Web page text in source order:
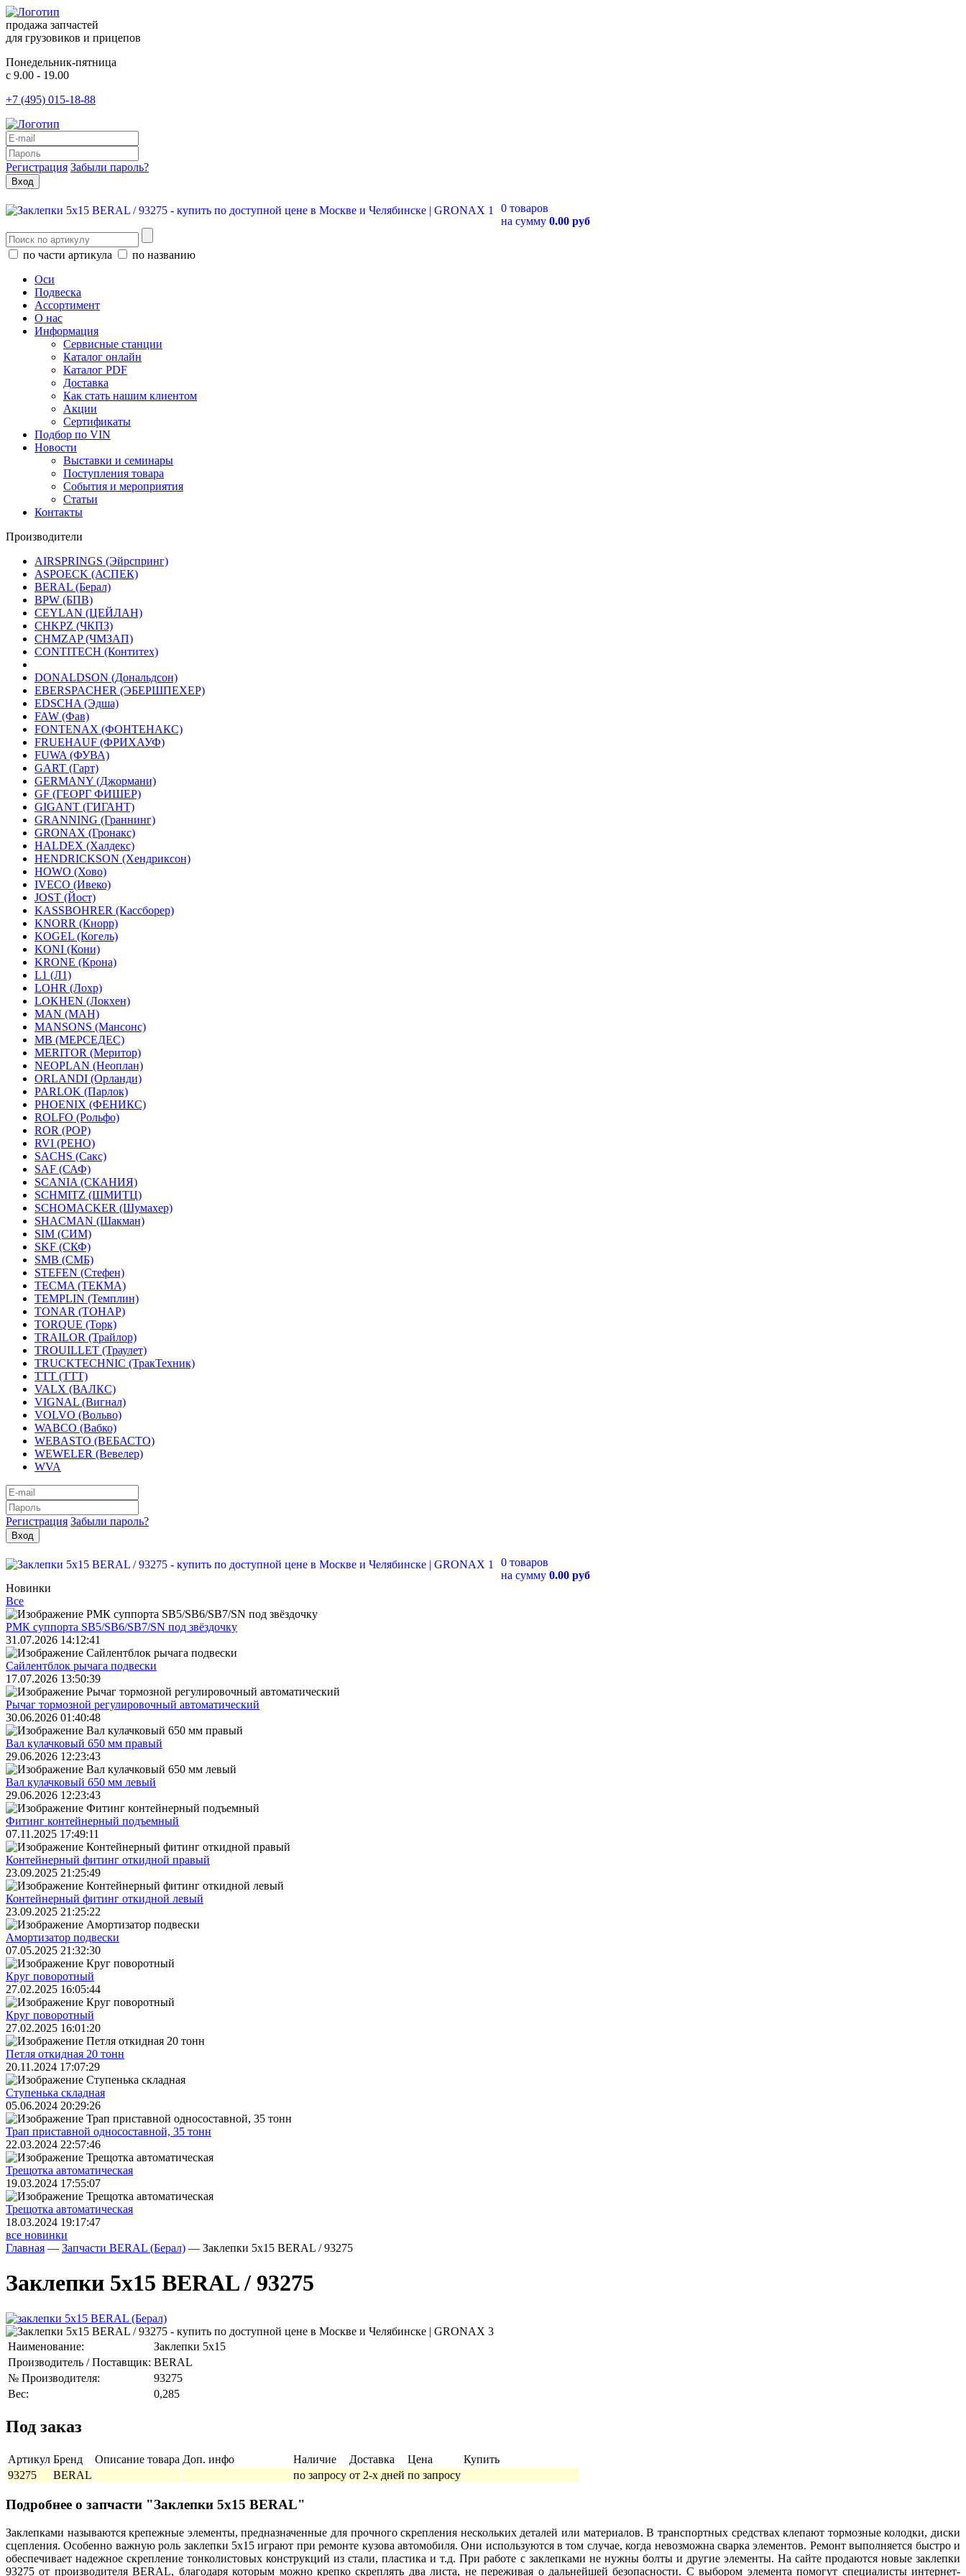
продажа запчастей
для грузовиков и прицепов
Понедельник-пятница
с 9.00 - 19.00
+7 (495) 015-18-88
Регистрация Забыли пароль?
0 товаров
на сумму 0.00 руб
по части артикула
по названию
Оси
Подвеска
Ассортимент
О нас
Информация
Сервисные станции
Каталог онлайн
Каталог PDF
Доставка
Как стать нашим клиентом
Акции
Сертификаты
Подбор по VIN
Новости
Выставки и семинары
Поступления товара
События и мероприятия
Статьи
Контакты
Производители
AIRSPRINGS (Эйрспринг)
ASPOECK (АСПЕК)
BERAL (Берал)
BPW (БПВ)
CEYLAN (ЦЕЙЛАН)
CHKPZ (ЧКПЗ)
CHMZAP (ЧМЗАП)
CONTITECH (Контитех)
DONALDSON (Дональдсон)
EBERSPACHER (ЭБЕРШПЕХЕР)
EDSCHA (Эдша)
FAW (Фав)
FONTENAX (ФОНТЕНАКС)
FRUEHAUF (ФРИХАУФ)
FUWA (ФУВА)
GART (Гарт)
GERMANY (Джормани)
GF (ГЕОРГ ФИШЕР)
GIGANT (ГИГАНТ)
GRANNING (Граннинг)
GRONAX (Гронакс)
HALDEX (Халдекс)
HENDRICKSON (Хендриксон)
HOWO (Хово)
IVECO (Ивеко)
JOST (Йост)
KASSBOHRER (Касcборер)
KNORR (Кнорр)
KOGEL (Когель)
KONI (Кони)
KRONE (Крона)
L1 (Л1)
LOHR (Лохр)
LOKHEN (Локхен)
MAN (МАН)
MANSONS (Мансонс)
MB (МЕРСЕДЕС)
MERITOR (Меритор)
NEOPLAN (Неоплан)
ORLANDI (Орланди)
PARLOK (Парлок)
PHOENIX (ФЕНИКС)
ROLFO (Рольфо)
ROR (РОР)
RVI (РЕНО)
SACHS (Сакс)
SAF (САФ)
SCANIA (СКАНИЯ)
SCHMITZ (ШМИТЦ)
SCHOMACKER (Шумахер)
SHACMAN (Шакман)
SIM (СИМ)
SKF (СКФ)
SMB (СМБ)
STEFEN (Стефен)
TECMA (ТЕКМА)
TEMPLIN (Темплин)
TONAR (ТОНАР)
TORQUE (Торк)
TRAILOR (Трайлор)
TROUILLET (Траулет)
TRUCKTECHNIC (ТракТехник)
TTT (ТТТ)
VALX (ВАЛКС)
VIGNAL (Вигнал)
VOLVO (Вольво)
WABCO (Вабко)
WEBASTO (ВЕБАСТО)
WEWELER (Вевелер)
WVA
Регистрация Забыли пароль?
0 товаров
на сумму 0.00 руб
Новинки
Все
РМК суппорта SB5/SB6/SB7/SN под звёздочку
31.07.2026 14:12:41
Сайлентблок рычага подвески
17.07.2026 13:50:39
Рычаг тормозной регулировочный автоматический
30.06.2026 01:40:48
Вал кулачковый 650 мм правый
29.06.2026 12:23:43
Вал кулачковый 650 мм левый
29.06.2026 12:23:43
Фитинг контейнерный подъемный
07.11.2025 17:49:11
Контейнерный фитинг откидной правый
23.09.2025 21:25:49
Контейнерный фитинг откидной левый
23.09.2025 21:25:22
Амортизатор подвески
07.05.2025 21:32:30
Круг поворотный
27.02.2025 16:05:44
Круг поворотный
27.02.2025 16:01:20
Петля откидная 20 тонн
20.11.2024 17:07:29
Ступенька складная
05.06.2024 20:29:26
Трап приставной односоставной, 35 тонн
22.03.2024 22:57:46
Трещoтка автоматическая
19.03.2024 17:55:07
Трещoтка автоматическая
18.03.2024 19:17:47
все новинки
Главная — Запчасти BERAL (Берал) — Заклепки 5x15 BERAL / 93275
Заклепки 5x15 BERAL / 93275
Наименование:
Заклепки 5x15
Производитель / Поставщик: BERAL
№ Производителя:
93275
Вес:
0,285
Под заказ
Артикул Бренд Описание товара Доп. инфо Наличие Доставка Цена
Купить
93275
BERAL по запросу от 2-х дней по запросу
Подробнее о запчасти "Заклепки 5x15 BERAL"
Заклепками называются крепежные элементы, предназначенные для прочного скрепления нескольких деталей или материалов. В транспортных средствах клепают тормозные колодки, диски
сцепления. Особенно важную роль заклепки 5x15 играют при ремонте кузова автомобиля. Они используются в том случае, когда невозможна сварка элементов. Ремонт выполняется быстро и
обеспечивает надежное скрепление тонколистовых конструкций из стали, пластика и т.д. При работе с заклепками не нужны болты и другие элементы. На сайте продаются новые заклепки
93275 от производителя BERAL, благодаря которым можно крепко скреплять два листа, не переживая о дальнейшей безопасности. С выбором элемента помогут специалисты интернет-